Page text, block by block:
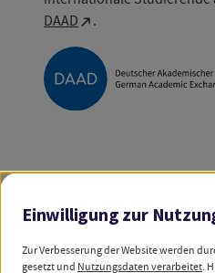
Einwilligung zur
Zur Verbesserung der Website werden
gesetzt und Nutzungsdaten verarbeitet.
DAAD
.
My GUIDE ist ein
(DAAD)
und wird aus
Bundesministeriums
Technologie und